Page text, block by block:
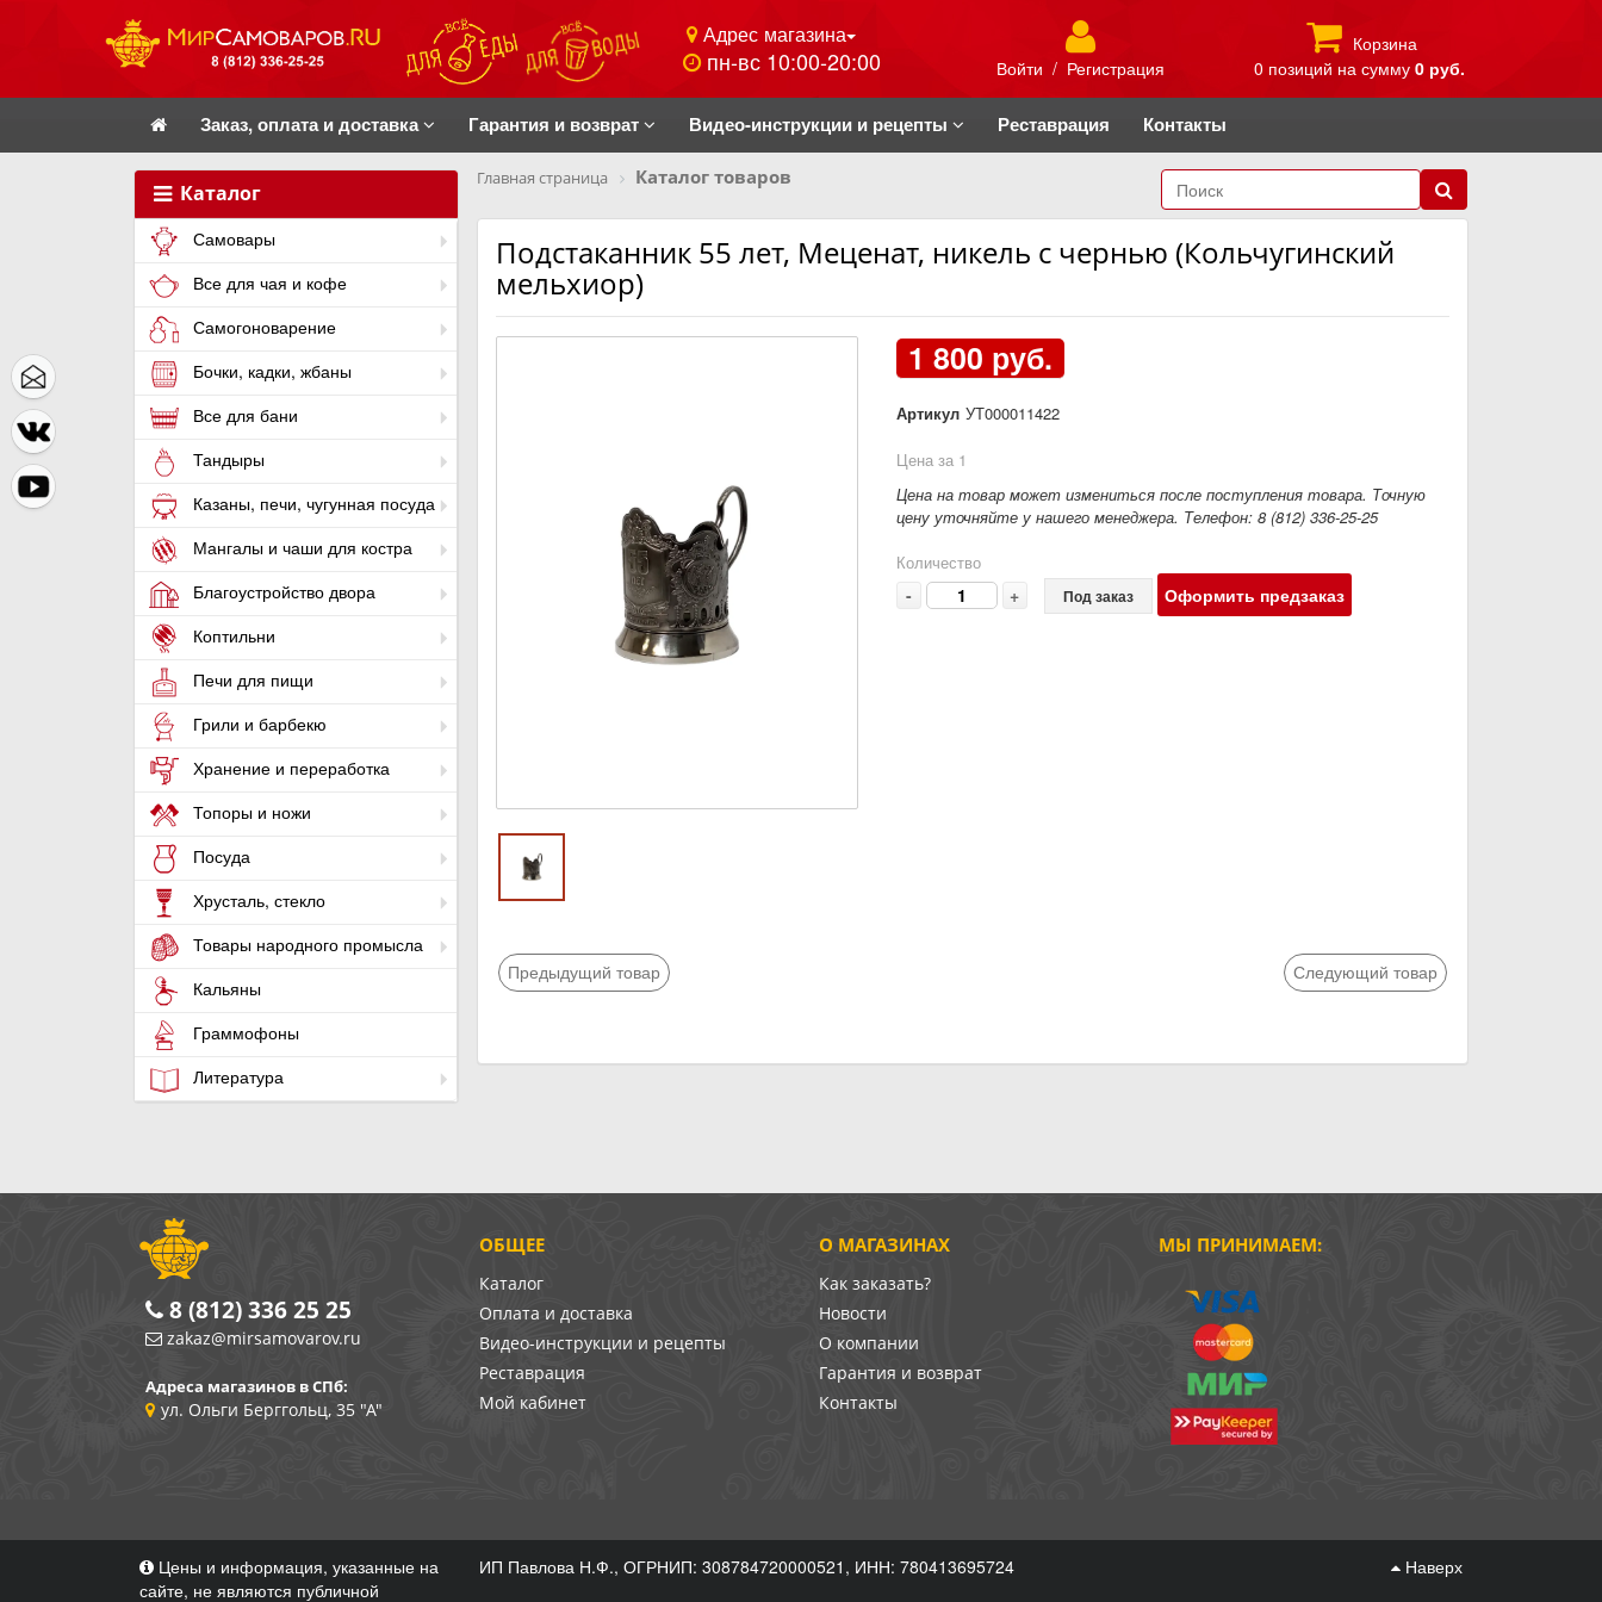
Адрес магазина
пн-вс 10:00-20:00 Войти / Регистрация
Корзина
0 позиций на сумму 0 руб.
Заказ, оплата и доставка Гарантия и возврат Видео-инструкции и рецепты Реставрация Контакты
Каталог
Самовары
Все для чая и кофе
Самогоноварение
Бочки, кадки, жбаны
Все для бани
Тандыры
Казаны, печи, чугунная посуда
Мангалы и чаши для костра
Благоустройство двора
Коптильни
Печи для пищи
Грили и барбекю
Хранение и переработка
Топоры и ножи
Посуда
Хрусталь, стекло
Товары народного промысла
Кальяны
Граммофоны
Литература
Главная страница Каталог товаров
Подстаканник 55 лет, Меценат, никель с чернью (Кольчугинский
мельхиор)
1 800 руб.
Артикул УТ000011422
Цена за 1
Цена на товар может измениться после поступления товара. Точную
цену уточняйте у нашего менеджера. Телефон: 8 (812) 336-25-25
Количество
- + Под заказ Оформить предзаказ
Предыдущий товар Следующий товар
О МАГАЗИНАХ
Как заказать?
Новости
О компании
Гарантия и возврат
Контакты
ОБЩЕЕ
Каталог
Оплата и доставка
Видео-инструкции и рецепты
Реставрация
Мой кабинет
МЫ ПРИНИМАЕМ:
8 (812) 336 25 25
zakaz@mirsamovarov.ru
Адреса магазинов в СПб:
ул. Ольги Берггольц, 35 "А"
Цены и информация, указанные на
сайте, не являются публичной
ИП Павлова Н.Ф., ОГРНИП: 308784720000521, ИНН: 780413695724 Наверх